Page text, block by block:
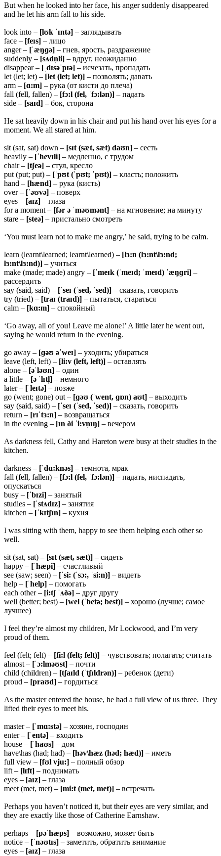
But when he looked into her face, his anger suddenly disappeared
and he let his arm fall to his side.
look into – [lʊk ˈɪntə] – заглядывать
face – [feɪs] – лицо
anger – [ˈæŋɡə] – гнев, ярость, раздражение
suddenly – [sʌdn̩li] – вдруг, неожиданно
disappear – [ˌ dɪsəˈpɪə] – исчезать, пропадать
let (let; let) – [let (let; let)] – позволять; давать
arm – [ɑ:m] – рука (от кисти до плеча)
fall (fell, fallen) – [fɔ:l (fel, ˈfɔ:lən)] – падать
side – [saɪd] – бок, сторона
He sat heavily down in his chair and put his hand over his eyes for a
moment. We all stared at him.
sit (sat, sat) down – [sɪt (sæt, sæt) daʊn] – сесть
heavily – [ˈhevɪli] – медленно, с трудом
chair – [tʃeə] – стул, кресло
put (put; put) – [ˈpʊt (ˈpʊt; ˈpʊt)] – класть; положить
hand – [hænd] – рука (кисть)
over – [ˈəʊvə] – поверх
eyes – [aɪz] – глаза
for a moment – [fər ə ˈməʊmənt] – на мгновение; на минуту
stare – [steə] – пристально смотреть
‘You must learn not to make me angry,’ he said, trying to be calm.
learn (learnt\learned; learnt\learned) – [lɜ:n (lɜ:nt\lɜ:nd;
lɜ:nt\lɜ:nd)] – учиться
make (made; made) angry – [ˈmeɪk (ˈmeɪd; ˈmeɪd) ˈæŋɡri] –
рассердить
say (said, said) – [ˈseɪ (ˈsed, ˈsed)] – сказать, говорить
try (tried) – [traɪ (traɪd)] – пытаться, стараться
calm – [kɑ:m] – спокойный
‘Go away, all of you! Leave me alone!’ A little later he went out,
saying he would return in the evening.
go away – [ɡəʊ əˈweɪ] – уходить; убираться
leave (left, left) – [li:v (left, left)] – оставлять
alone – [əˈləʊn] – один
a little – [ə ˈlɪtl̩] – немного
later – [ˈleɪtə] – позже
go (went; gone) out – [ɡəʊ (ˈwent, ɡɒn) aʊt] – выходить
say (said, said) – [ˈseɪ (ˈsed, ˈsed)] – сказать, говорить
return – [rɪˈtɜ:n] – возвращаться
in the evening – [ɪn ði ˈi:vn̩ɪŋ] – вечером
As darkness fell, Cathy and Hareton were busy at their studies in the
kitchen.
darkness – [ˈdɑ:knəs] – темнота, мрак
fall (fell, fallen) – [fɔ:l (fel, ˈfɔ:lən)] – падать, ниспадать,
опускаться
busy – [ˈbɪzi] – занятый
studies – [ˈstʌdɪz] – занятия
kitchen – [ˈkɪtʃɪn] – кухня
I was sitting with them, happy to see them helping each other so
well.
sit (sat, sat) – [sɪt (sæt, sæt)] – сидеть
happy – [ˈhæpi] – счастливый
see (saw; seen) – [ˈsi: (ˈsɔ:, ˈsi:n)] – видеть
help – [ˈhelp] – помогать
each other – [i:tʃ ˈʌðə] – друг другу
well (better; best) – [wel (ˈbetə; best)] – хорошо (лучше; самое
лучшее)
I feel they’re almost my children, Mr Lockwood, and I’m very
proud of them.
feel (felt; felt) – [fi:l (felt; felt)] – чувствовать; полагать; считать
almost – [ˈɔ:lməʊst] – почти
child (children) – [tʃaɪld (ˈtʃɪldrən)] – ребенок (дети)
proud – [praʊd] – гордиться
As the master entered the house, he had a full view of us three. They
lifted their eyes to meet his.
master – [ˈmɑ:stə] – хозяин, господин
enter – [ˈentə] – входить
house – [ˈhaʊs] – дом
have\has (had; had) – [həv\hæz (həd; hæd)] – иметь
full view – [fʊl vju:] – полный обзор
lift – [lɪft] – поднимать
eyes – [aɪz] – глаза
meet (met, met) – [mi:t (met, met)] – встречать
Perhaps you haven’t noticed it, but their eyes are very similar, and
they are exactly like those of Catherine Earnshaw.
perhaps – [pəˈhæps] – возможно, может быть
notice – [ˈnəʊtɪs] – заметить, обратить внимание
eyes – [aɪz] – глаза